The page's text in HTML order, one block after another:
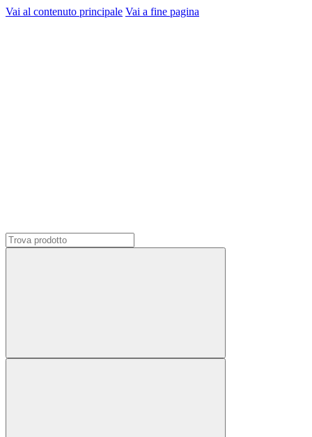
Vai al contenuto principale Vai a fine pagina